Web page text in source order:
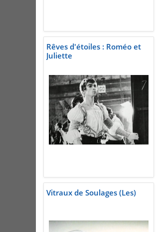
Rêves d'étoiles : Roméo et
Juliette
Vitraux de Soulages (Les)